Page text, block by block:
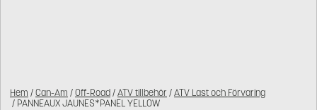
Hem /Can-Am /Off-Road/ATV tillbehör /ATV Last och Förvaring
/ PANNEAUX JAUNES*PANEL YELLOW